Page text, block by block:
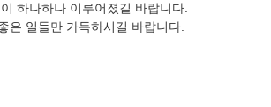
하나하나 이루어졌길 바랍니다.
은 일들만 가득하시길 바랍니다.